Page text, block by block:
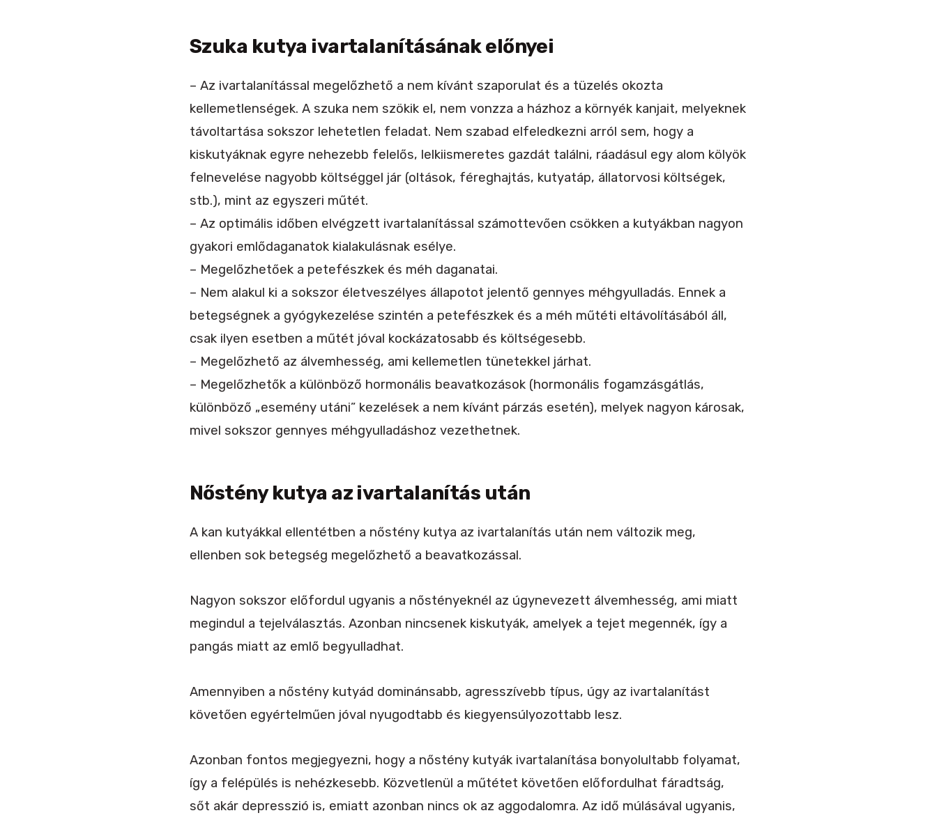
Szuka kutya ivartalanításának előnyei
– Az ivartalanítással megelőzhető a nem kívánt szaporulat és a tüzelés okozta
kellemetlenségek. A szuka nem szökik el, nem vonzza a házhoz a környék kanjait, melyeknek
távoltartása sokszor lehetetlen feladat. Nem szabad elfeledkezni arról sem, hogy a
kiskutyáknak egyre nehezebb felelős, lelkiismeretes gazdát találni, ráadásul egy alom kölyök
felnevelése nagyobb költséggel jár (oltások, féreghajtás, kutyatáp, állatorvosi költségek,
stb.), mint az egyszeri műtét.
– Az optimális időben elvégzett ivartalanítással számottevően csökken a kutyákban nagyon
gyakori emlődaganatok kialakulásnak esélye.
– Megelőzhetőek a petefészkek és méh daganatai.
– Nem alakul ki a sokszor életveszélyes állapotot jelentő gennyes méhgyulladás. Ennek a
betegségnek a gyógykezelése szintén a petefészkek és a méh műtéti eltávolításából áll,
csak ilyen esetben a műtét jóval kockázatosabb és költségesebb.
– Megelőzhető az álvemhesség, ami kellemetlen tünetekkel járhat.
– Megelőzhetők a különböző hormonális beavatkozások (hormonális fogamzásgátlás,
különböző „esemény utáni” kezelések a nem kívánt párzás esetén), melyek nagyon károsak,
mivel sokszor gennyes méhgyulladáshoz vezethetnek.
Nőstény kutya az ivartalanítás után
A kan kutyákkal ellentétben a nőstény kutya az ivartalanítás után nem változik meg,
ellenben sok betegség megelőzhető a beavatkozással.
Nagyon sokszor előfordul ugyanis a nőstényeknél az úgynevezett álvemhesség, ami miatt
megindul a tejelválasztás. Azonban nincsenek kiskutyák, amelyek a tejet megennék, így a
pangás miatt az emlő begyulladhat.
Amennyiben a nőstény kutyád dominánsabb, agresszívebb típus, úgy az ivartalanítást
követően egyértelműen jóval nyugodtabb és kiegyensúlyozottabb lesz.
Azonban fontos megjegyezni, hogy a nőstény kutyák ivartalanítása bonyolultabb folyamat,
így a felépülés is nehézkesebb. Közvetlenül a műtétet követően előfordulhat fáradtság,
sőt akár depresszió is, emiatt azonban nincs ok az aggodalomra. Az idő múlásával ugyanis,